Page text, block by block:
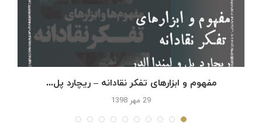
مفهوم و ابزارهای تفکر نقادانه – ریچارد پل...
29 مهر 1398